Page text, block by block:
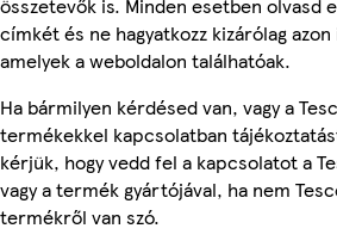
címkét és ne hagyatkozz kizárólag
amelyek a weboldalon találhatóak.
Ha bármilyen kérdésed van, vagy a
termékekkel kapcsolatban
kérjük, hogy vedd fel a kapcsolatot a
vagy a termék gyártójával, ha nem
termékről van szó.